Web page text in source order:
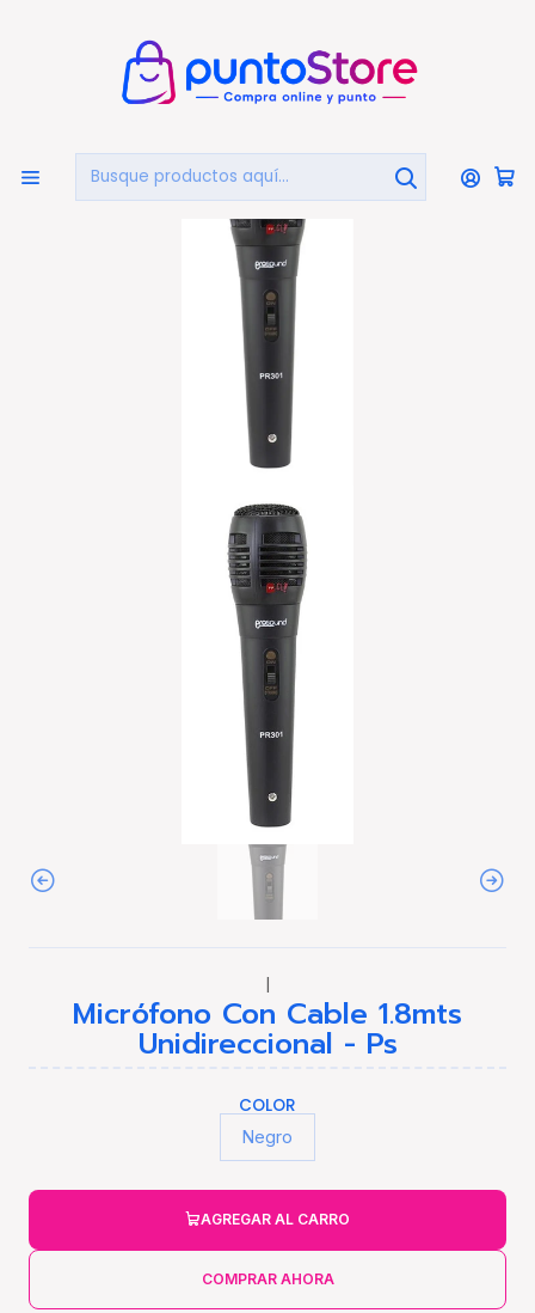
Inicio AUDIO Y VIDEO Micrófonos
Micrófono Con Cable 1.8mts Unidireccional - Ps
|
Micrófono Con Cable 1.8mts
Unidireccional - Ps
COLOR
Negro
AGREGAR AL CARRO
COMPRAR AHORA